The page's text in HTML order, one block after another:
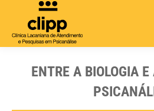
ENTRE A BIOLOGIA